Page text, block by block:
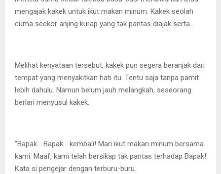
mengajak kakek untuk ikut makan minum. Kakek seolah
cuma seekor anjing kurap yang tak pantas diajak serta.
Melihat kenyataan tersebut, kakek pun segera beranjak dari
tempat yang menyakitkan hati itu. Tentu saja tanpa pamit
lebih dahulu. Namun belum jauh melangkah, seseorang
berlari menyusul kakek.
“Bapak… Bapak… kembali! Mari ikut makan minum bersama
kami. Maaf, kami telah bersikap tak pantas terhadap Bapak!
Kata si pengejar dengan terburu-buru.